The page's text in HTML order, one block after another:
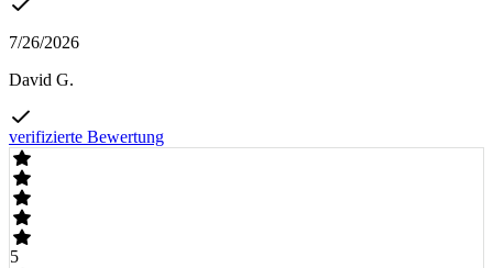
7/26/2026
David G.
verifizierte Bewertung
5